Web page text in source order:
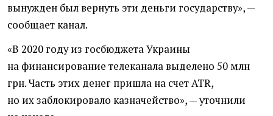
вынужден был вернуть эти деньги государству», —
сообщает канал.
«В 2020 году из госбюджета Украины
на финансирование телеканала выделено 50 млн
грн. Часть этих денег пришла на счет ATR,
но их заблокировало казначейство», — уточнили